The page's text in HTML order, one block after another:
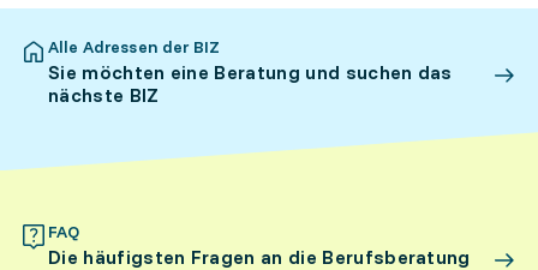
Alle Adressen der BIZ
Sie möchten eine Beratung und suchen das
nächste BIZ
FAQ
Die häufigsten Fragen an die Berufsberatung